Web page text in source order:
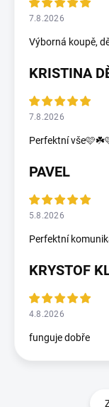
7.8.2026
Výborná koupě,
KRISTINA
7.8.2026
Perfektní
PAVEL
5.8.2026
Perfektní
KRYSTOF
4.8.2026
funguje dobře